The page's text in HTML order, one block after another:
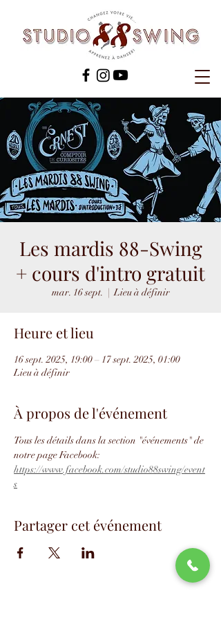
Les mardis 88-Swing
+ cours d'intro gratuit
mar. 16 sept.
  |
Lieu à définir
Heure et lieu
16 sept. 2025, 19:00 – 17 sept. 2025, 01:00
Lieu à définir
À propos de l'événement
Tous les détails dans la section "événements" de
notre page Facebook:
https://www.facebook.com/studio88swing/event
s
Partager cet événement